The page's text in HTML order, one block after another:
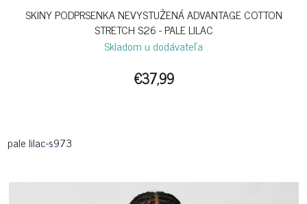
SKINY PODPRSENKA NEVYSTUŽENÁ ADVANTAGE COTTON
STRETCH S26 - PALE LILAC
Skladom u dodávateľa
€37,99
pale lilac-s973